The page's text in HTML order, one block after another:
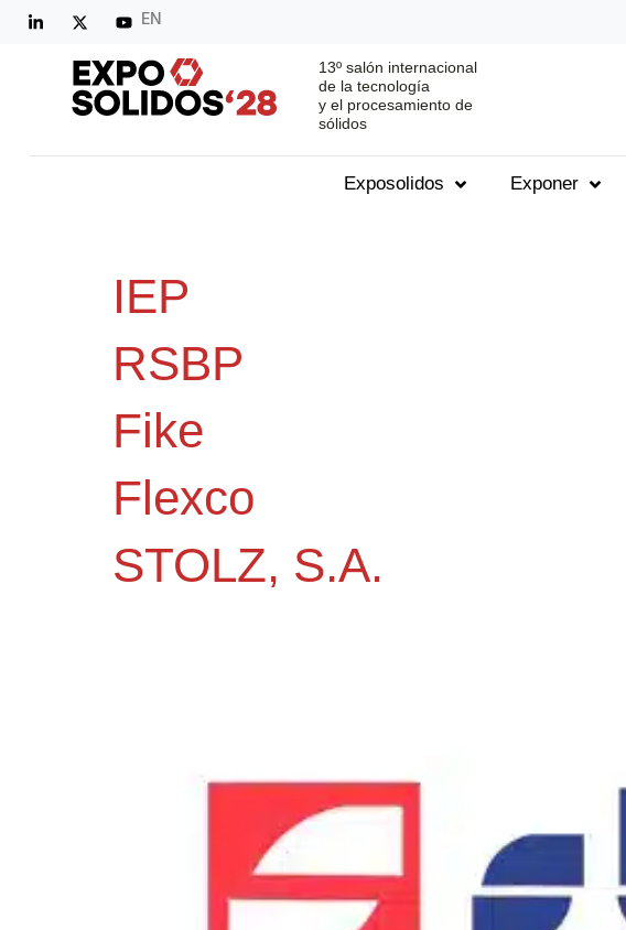
EN
13º salón internacional
de la tecnología
y el procesamiento de
sólidos
Exposolidos Exponer
IEP
RSBP
Fike
Flexco
STOLZ, S.A.